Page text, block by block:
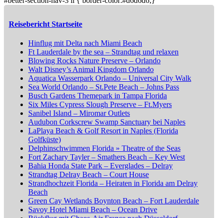
Reisebericht Startseite
Hinflug mit Delta nach Miami Beach
Ft Lauderdale by the sea – Strandtag und relaxen
Blowing Rocks Nature Preserve – Orlando
Walt Disney’s Animal Kingdom Orlando
Aquatica Wasserpark Orlando – Universal City Walk
Sea World Orlando – St.Pete Beach – Johns Pass
Busch Gardens Themepark in Tampa Florida
Six Miles Cypress Slough Preserve – Ft.Myers
Sanibel Island – Miromar Outlets
Audubon Corkscrew Swamp Sanctuary bei Naples
LaPlaya Beach & Golf Resort in Naples (Florida
Golfküste)
Delphinschwimmen Florida » Theatre of the Seas
Fort Zachary Tayler – Smathers Beach – Key West
Bahia Honda State Park – Everglades – Delray
Strandtag Delray Beach – Court House
Strandhochzeit Florida – Heiraten in Florida am Delray
Beach
Green Cay Wetlands Boynton Beach – Fort Lauderdale
Savoy Hotel Miami Beach – Ocean Drive